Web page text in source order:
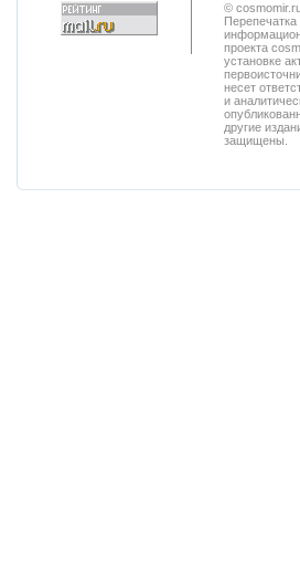
©
проекта
установке
несет
и
другие
защищены.